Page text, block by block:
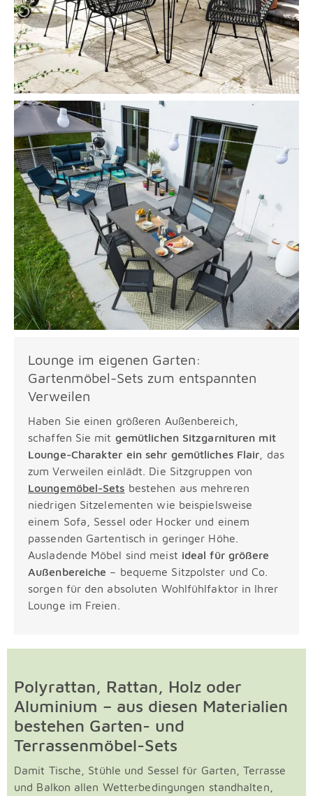
Lounge im eigenen Garten:
Gartenmöbel-Sets zum entspannten
Verweilen
Haben Sie einen größeren Außenbereich,
schaffen Sie mit gemütlichen Sitzgarnituren mit
Lounge-Charakter ein sehr gemütliches Flair , das
zum Verweilen einlädt. Die Sitzgruppen von
Loungemöbel-Sets bestehen aus mehreren
niedrigen Sitzelementen wie beispielsweise
einem Sofa, Sessel oder Hocker und einem
passenden Gartentisch in geringer Höhe.
Ausladende Möbel sind meist ideal für größere
Außenbereiche – bequeme Sitzpolster und Co.
sorgen für den absoluten Wohlfühlfaktor in Ihrer
Lounge im Freien.
Polyrattan, Rattan, Holz oder
Aluminium – aus diesen Materialien
bestehen Garten- und
Terrassenmöbel-Sets
Damit Tische, Stühle und Sessel für Garten, Terrasse
und Balkon allen Wetterbedingungen standhalten,